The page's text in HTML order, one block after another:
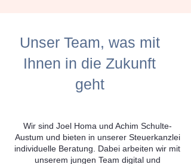
Unser Team, was mit
Ihnen in die Zukunft
geht
Wir sind Joel Homa und Achim Schulte-
Austum und bieten in unserer Steuerkanzlei
individuelle Beratung. Dabei arbeiten wir mit
unserem jungen Team digital und